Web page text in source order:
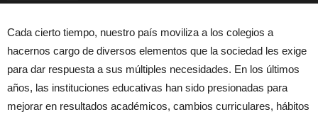
Noticias
Cada cierto tiempo, nuestro país moviliza a los colegios a
hacernos cargo de diversos elementos que la sociedad les exige
para dar respuesta a sus múltiples necesidades. En los últimos
años, las instituciones educativas han sido presionadas para
mejorar en resultados académicos, cambios curriculares, hábitos